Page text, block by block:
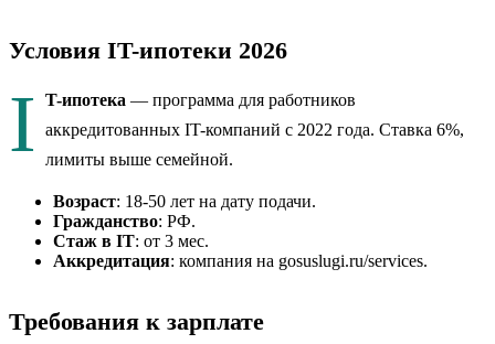
Условия IT-ипотеки 2026
I T-ипотека — программа для работников
аккредитованных IT-компаний с 2022 года. Ставка 6%,
лимиты выше семейной.
Возраст: 18-50 лет на дату подачи.
Гражданство: РФ.
Стаж в IT: от 3 мес.
Аккредитация: компания на gosuslugi.ru/services.
Требования к зарплате